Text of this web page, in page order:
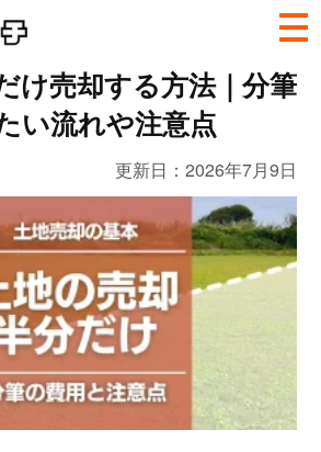
け売却する方法｜分筆
い流れや注意点
更新日：2026年7月9日